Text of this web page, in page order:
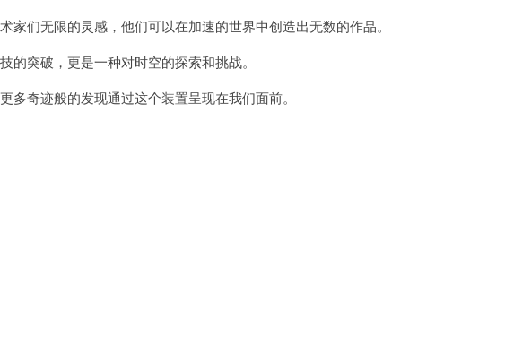
们无限的灵感，他们可以在加速的世界中创造出无数的作品。
突破，更是一种对时空的探索和挑战。
奇迹般的发现通过这个装置呈现在我们面前。